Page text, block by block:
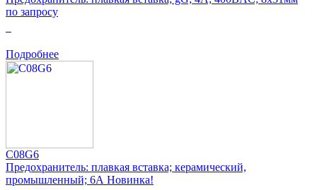
по запросу
Подробнее
C08G6
Предохранитель: плавкая вставка; керамический,
промышленный; 6А Новинка!